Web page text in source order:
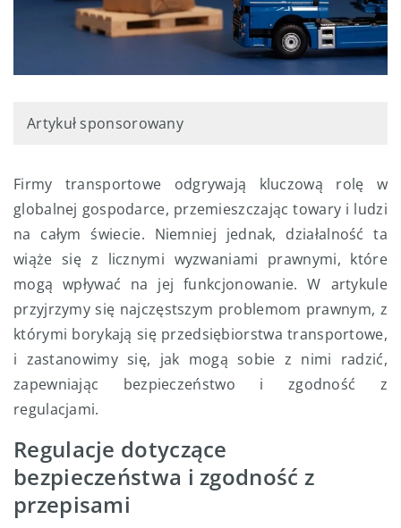
Artykuł sponsorowany
Firmy transportowe odgrywają kluczową rolę w
globalnej gospodarce, przemieszczając towary i ludzi
na całym świecie. Niemniej jednak, działalność ta
wiąże się z licznymi wyzwaniami prawnymi, które
mogą wpływać na jej funkcjonowanie. W artykule
przyjrzymy się najczęstszym problemom prawnym, z
którymi borykają się przedsiębiorstwa transportowe,
i zastanowimy się, jak mogą sobie z nimi radzić,
zapewniając bezpieczeństwo i zgodność z
regulacjami.
Regulacje dotyczące
bezpieczeństwa i zgodność z
przepisami